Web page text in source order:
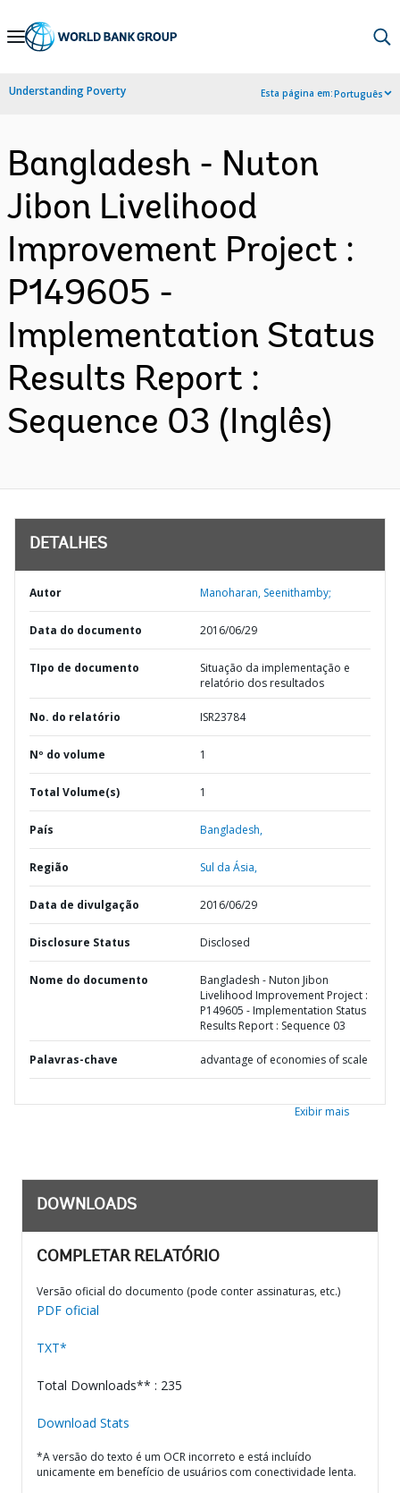
Skip
Navigation
Understanding Poverty Esta página em:Português
Bangladesh - Nuton
Jibon Livelihood
Improvement Project :
P149605 -
Implementation Status
Results Report :
Sequence 03 (Inglês)
DETALHES
Autor Manoharan, Seenithamby;
Data do documento 2016/06/29
TIpo de documento
Situação da implementação e
relatório dos resultados
No. do relatório ISR23784
Nº do volume 1
Total Volume(s) 1
País Bangladesh,
Região Sul da Ásia,
Data de divulgação 2016/06/29
Disclosure Status Disclosed
Nome do documento
Bangladesh - Nuton Jibon
Livelihood Improvement Project :
P149605 - Implementation Status
Results Report : Sequence 03
Palavras-chave advantage of economies of scale
Exibir mais
DOWNLOADS
COMPLETAR RELATÓRIO
Versão oficial do documento (pode conter assinaturas, etc.)
PDF oficial
TXT*
Total Downloads** : 235
Download Stats
*A versão do texto é um OCR incorreto e está incluído
unicamente em benefício de usuários com conectividade lenta.